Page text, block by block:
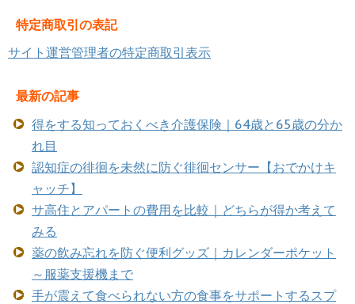
特定商取引の表記
サイト運営管理者の特定商取引表示
最新の記事
得をする知っておくべき介護保険｜64歳と65歳の分か
れ目
認知症の徘徊を未然に防ぐ徘徊センサー【おでかけキ
ャッチ】
サ高住とアパートの費用を比較｜どちらが得か考えて
みる
薬の飲み忘れを防ぐ便利グッズ｜カレンダーポケット
～服薬支援機まで
手が震えて食べられない方の食事をサポートするスプ